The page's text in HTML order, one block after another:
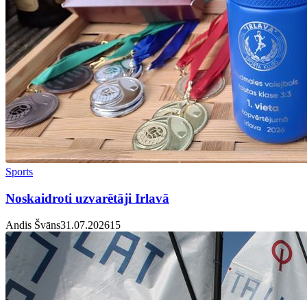
Sports
Noskaidroti uzvarētāji Irlavā
Andis Švāns31.07.20261 5